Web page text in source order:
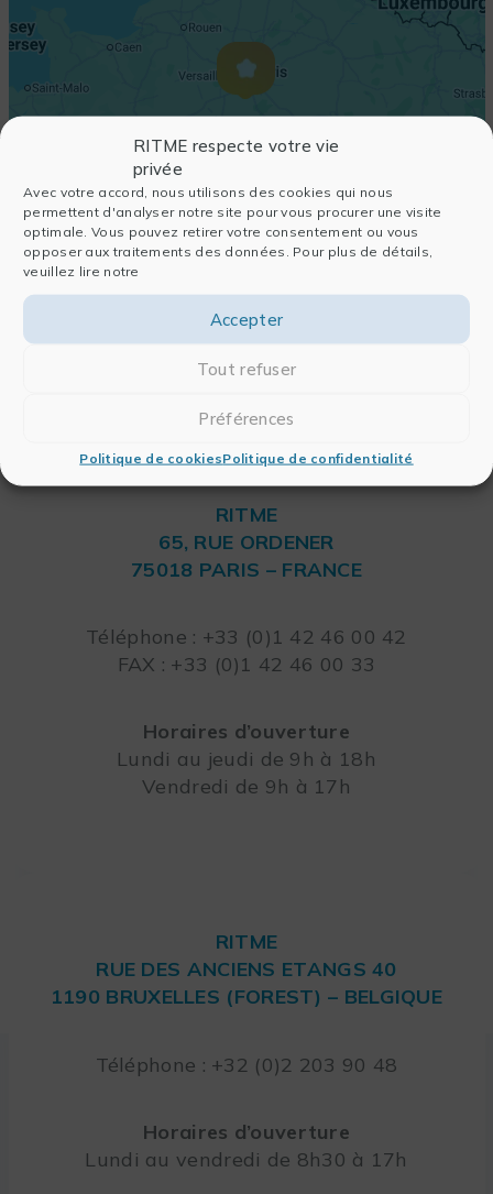
RITME respecte votre vie
privée
Avec votre accord, nous utilisons des cookies qui nous
permettent d'analyser notre site pour vous procurer une visite
optimale. Vous pouvez retirer votre consentement ou vous
opposer aux traitements des données. Pour plus de détails,
veuillez lire notre
Accepter
Tout refuser
Préférences
Politique de cookiesPolitique de confidentialité
RITME
65, RUE ORDENER
75018 PARIS – FRANCE
Téléphone : +33 (0)1 42 46 00 42
FAX : +33 (0)1 42 46 00 33
Horaires d’ouverture
Lundi au jeudi de 9h à 18h
Vendredi de 9h à 17h
RITME
RUE DES ANCIENS ETANGS 40
1190 BRUXELLES (FOREST) – BELGIQUE
Téléphone : +32 (0)2 203 90 48
Horaires d’ouverture
Lundi au vendredi de 8h30 à 17h